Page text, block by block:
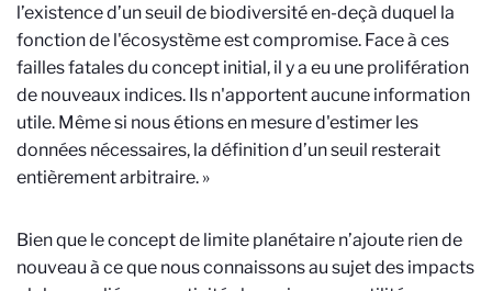
l’existence d’un seuil de biodiversité en-deçà duquel la
fonction de l'écosystème est compromise. Face à ces
failles fatales du concept initial, il y a eu une prolifération
de nouveaux indices. Ils n'apportent aucune information
utile. Même si nous étions en mesure d'estimer les
données nécessaires, la définition d’un seuil resterait
entièrement arbitraire. »
Bien que le concept de limite planétaire n’ajoute rien de
nouveau à ce que nous connaissons au sujet des impacts